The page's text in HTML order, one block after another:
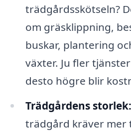
trädgårdsskötseln?
om gräsklippning,
buskar, plantering
växter. Ju fler
desto högre blir
Trädgårdens storlek:
trädgård kräver mer